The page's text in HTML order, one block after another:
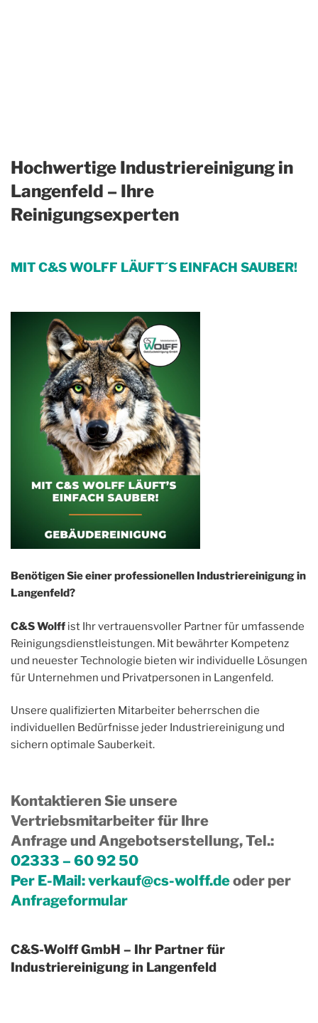
Hochwertige Industriereinigung in
Langenfeld – Ihre
Reinigungsexperten
MIT C&S WOLFF LÄUFT´S EINFACH SAUBER!
Benötigen Sie einer professionellen Industriereinigung in
Langenfeld?
C&S Wolff ist Ihr vertrauensvoller Partner für umfassende
Reinigungsdienstleistungen. Mit bewährter Kompetenz
und neuester Technologie bieten wir individuelle Lösungen
für Unternehmen und Privatpersonen in Langenfeld.
Unsere qualifizierten Mitarbeiter beherrschen die
individuellen Bedürfnisse jeder Industriereinigung und
sichern optimale Sauberkeit.
Kontaktieren Sie unsere
Vertriebsmitarbeiter für Ihre
Anfrage und Angebotserstellung, Tel.:
02333 – 60 92 50
Per E-Mail:verkauf@cs-wolff.deoder per
Anfrageformular
C&S-Wolff GmbH – Ihr Partner für
Industriereinigung in Langenfeld